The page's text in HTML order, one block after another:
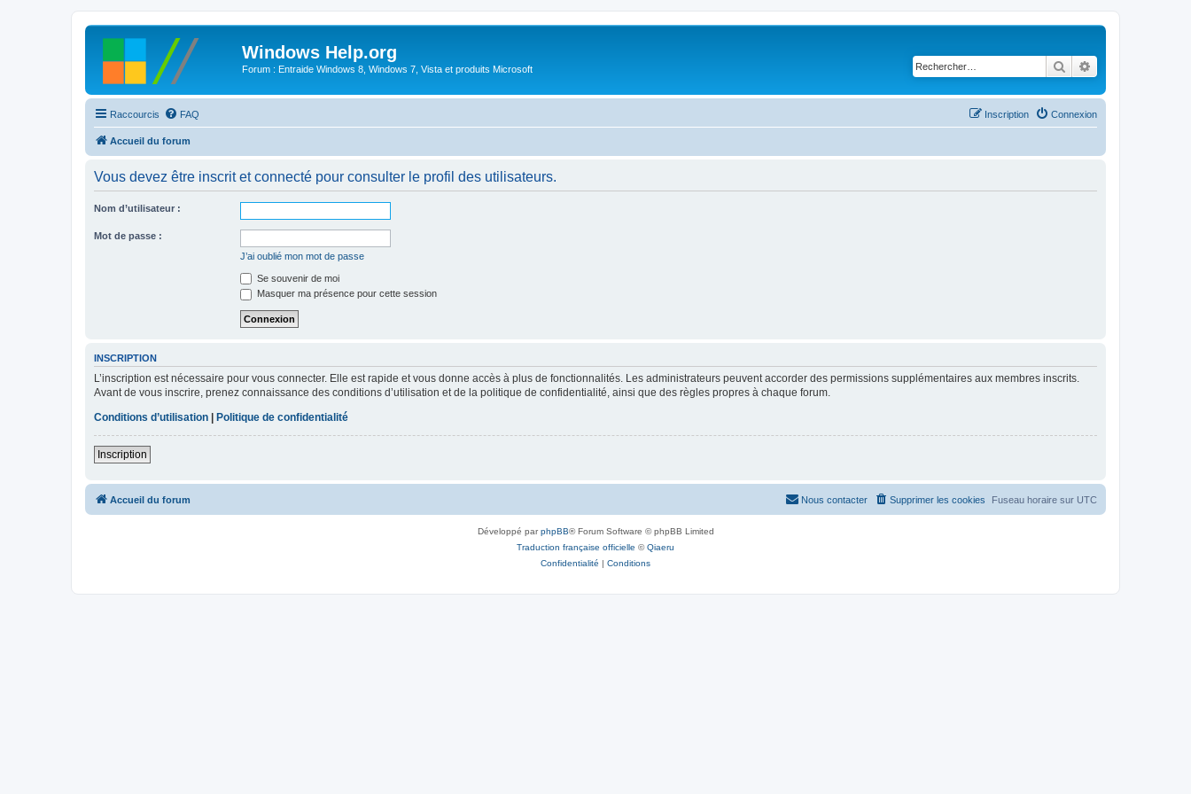
Windows Help.org
Forum : Entraide Windows 8, Windows 7, Vista et produits Microsoft Rechercher
Raccourcis FAQ Connexion
Inscription
Accueil du forum
Vous devez être inscrit et connecté pour consulter le profil des utilisateurs.
Nom d’utilisateur :
Mot de passe :
J’ai oublié mon mot de passe
Se souvenir de moi
Masquer ma présence pour cette session
INSCRIPTION
L’inscription est nécessaire pour vous connecter. Elle est rapide et vous donne accès à plus de fonctionnalités. Les administrateurs peuvent accorder des permissions supplémentaires aux membres inscrits.
Avant de vous inscrire, prenez connaissance des conditions d’utilisation et de la politique de confidentialité, ainsi que des règles propres à chaque forum.
Conditions d’utilisation
Politique de confidentialité
Inscription
Accueil du forum Fuseau horaire sur UTC
Supprimer les cookies
Nous contacter
Développé parphpBB® Forum Software © phpBB Limited
Traduction française officielle ©Qiaeru
Confidentialité | Conditions